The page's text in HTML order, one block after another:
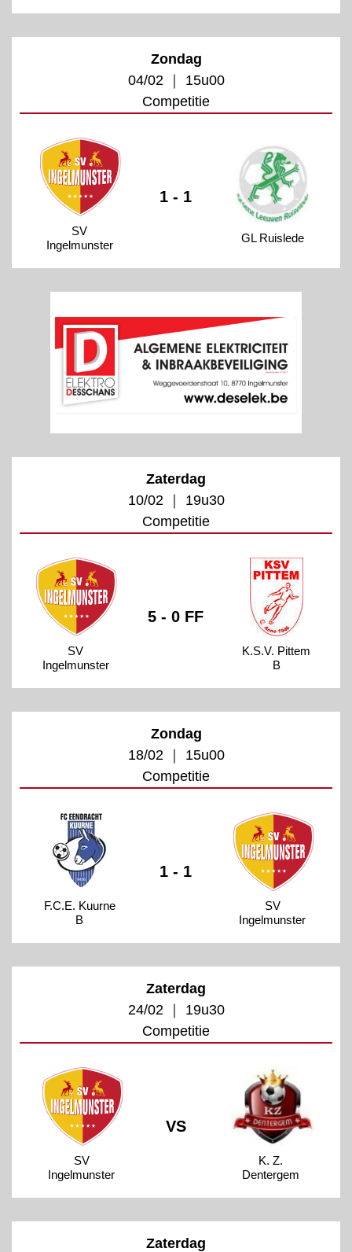
Zondag
04/02 ｜ 15u00
Competitie
SV
Ingelmunster
1 - 1
GL Ruislede
Zaterdag
10/02 ｜ 19u30
Competitie
SV
Ingelmunster
5 - 0 FF
K.S.V. Pittem
B
Zondag
18/02 ｜ 15u00
Competitie
F.C.E. Kuurne
B
1 - 1
SV
Ingelmunster
Zaterdag
24/02 ｜ 19u30
Competitie
SV
Ingelmunster
VS
K. Z.
Dentergem
Zaterdag